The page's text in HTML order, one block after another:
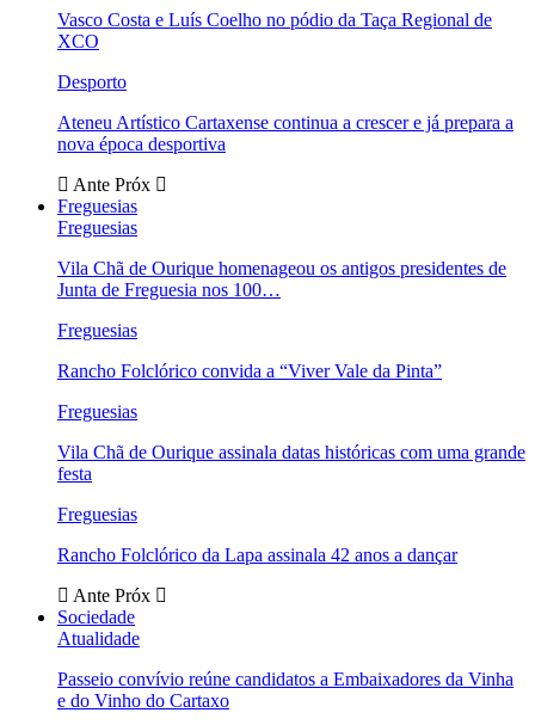
Vasco Costa e Luís Coelho no pódio da Taça Regional de
XCO
Desporto
Ateneu Artístico Cartaxense continua a crescer e já prepara a
nova época desportiva
Ante Próx
Freguesias
Freguesias
Vila Chã de Ourique homenageou os antigos presidentes de
Junta de Freguesia nos 100…
Freguesias
Rancho Folclórico convida a “Viver Vale da Pinta”
Freguesias
Vila Chã de Ourique assinala datas históricas com uma grande
festa
Freguesias
Rancho Folclórico da Lapa assinala 42 anos a dançar
Ante Próx
Sociedade
Atualidade
Passeio convívio reúne candidatos a Embaixadores da Vinha
e do Vinho do Cartaxo